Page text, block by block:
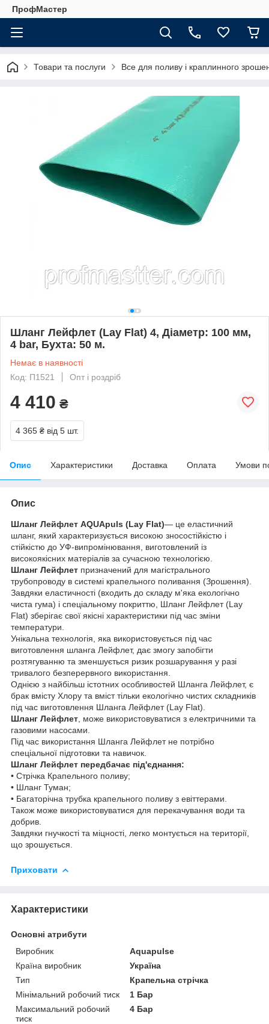
ПрофМастер
Товари та послуги Все для поливу і краплинного
Шланг Лейфлет (Lay Flat) 4, Діаметр: 100 мм,
4 bar, Бухта: 50 м.
Немає в наявності
Код: П1521
Опт і роздріб
4 410 ₴
4 365 ₴ від 5 шт.
Опис Характеристики Доставка Оплата Умови
Опис
Шланг Лейфлет AQUApuls (Lay Flat)— це еластичний
шланг, який характеризується високою зносостійкістю і
стійкістю до УФ-випромінювання, виготовлений із
високоякісних матеріалів за сучасною технологією.
Шланг Лейфлет призначений для магістрального
трубопроводу в системі крапельного поливання (Зрошення).
Завдяки еластичності (входить до складу м'яка екологічно
чиста гума) і спеціальному покриттю, Шланг Лейфлет (Lay
Flat) зберігає свої якісні характеристики під час зміни
температури.
Унікальна технологія, яка використовується під час
виготовлення шланга Лейфлет, дає змогу запобігти
розтягуванню та зменшується ризик розшарування у разі
тривалого безперервного використання.
Однією з найбільш істотних особливостей Шланга Лейфлет, є
брак вмісту Хлору та вміст тільки екологічно чистих складників
під час виготовлення Шланга Лейфлет (Lay Flat).
Шланг Лейфлет , може використовуватися з електричними та
газовими насосами.
Під час використання Шланга Лейфлет не потрібно
спеціальної підготовки та навичок.
Шланг Лейфлет передбачає під'єднання:
• Стрічка Крапельного поливу;
• Шланг Туман;
• Багаторічна трубка крапельного поливу з евіттерами.
Також може використовуватися для перекачування води та
добрив.
Завдяки гнучкості та міцності, легко монтується на території,
що зрошується.
Приховати
Характеристики
Основні атрибути
Виробник
Aquapulse
Країна виробник
Україна
Тип
Крапельна стрічка
Мінімальний робочий тиск
1 Бар
Максимальний робочий
тиск
4 Бар